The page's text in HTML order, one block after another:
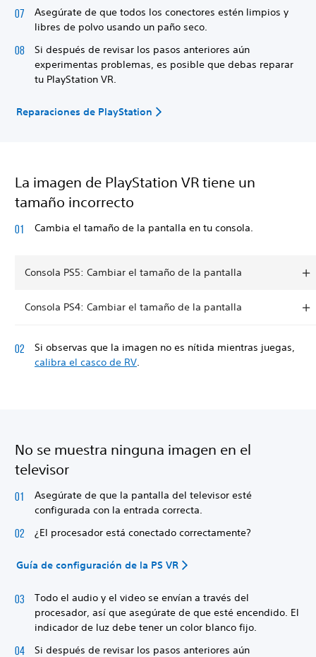
Asegúrate de que todos los conectores estén limpios y
libres de polvo usando un paño seco.
Si después de revisar los pasos anteriores aún
experimentas problemas, es posible que debas reparar
tu PlayStation VR.
Reparaciones de PlayStation
La imagen de PlayStation VR tiene un
tamaño incorrecto
Cambia el tamaño de la pantalla en tu consola.
Consola PS5: Cambiar el tamaño de la pantalla
Consola PS4: Cambiar el tamaño de la pantalla
Si observas que la imagen no es nítida mientras juegas,
calibra el casco de RV.
No se muestra ninguna imagen en el
televisor
Asegúrate de que la pantalla del televisor esté
configurada con la entrada correcta.
¿El procesador está conectado correctamente?
Guía de configuración de la PS VR
Todo el audio y el video se envían a través del
procesador, así que asegúrate de que esté encendido. El
indicador de luz debe tener un color blanco fijo.
Si después de revisar los pasos anteriores aún